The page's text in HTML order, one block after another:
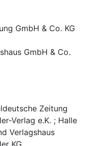
GmbH & Co. KG
GmbH & Co.
Zeitung
Verlag e.K. ; Halle
Verlagshaus